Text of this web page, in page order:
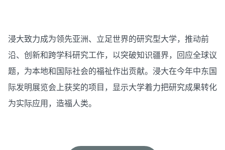
浸大致力成为领先亚洲、立足世界的研究型大学，推动前
沿、创新和跨学科研究工作，以突破知识疆界，回应全球议
题，为本地和国际社会的福祉作出贡献。浸大在今年中东国
际发明展览会上获奖的项目，显示大学着力把研究成果转化
为实际应用，造福人类。